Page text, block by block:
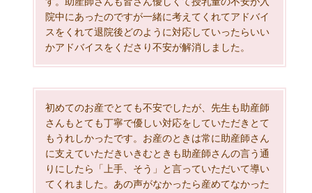
院中にあったのですが一緒に考えてくれてアドバイ
スをくれて退院後どのように対応していったらいい
かアドバイスをくださり不安が解消しました。
初めてのお産でとても不安でしたが、先生も助産師
さんもとても丁寧で優しい対応をしていただきとて
もうれしかったです。お産のときは常に助産師さん
に支えていただきいきむときも助産師さんの言う通
りにしたら「上手、そう」と言っていただいて導い
てくれました。あの声がなかったら産めてなかった